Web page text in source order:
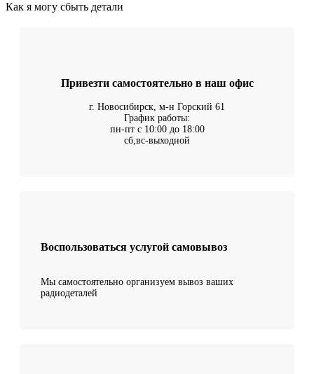
Как я могу сбыть детали
Привезти самостоятельно в наш офис
г. Новосибирск, м-н Горский 61
График работы:
пн-пт с 10:00 до 18:00
сб,вс-выходной
Воспользоваться услугой самовывоз
Мы самостоятельно организуем вывоз ваших
радиодеталей